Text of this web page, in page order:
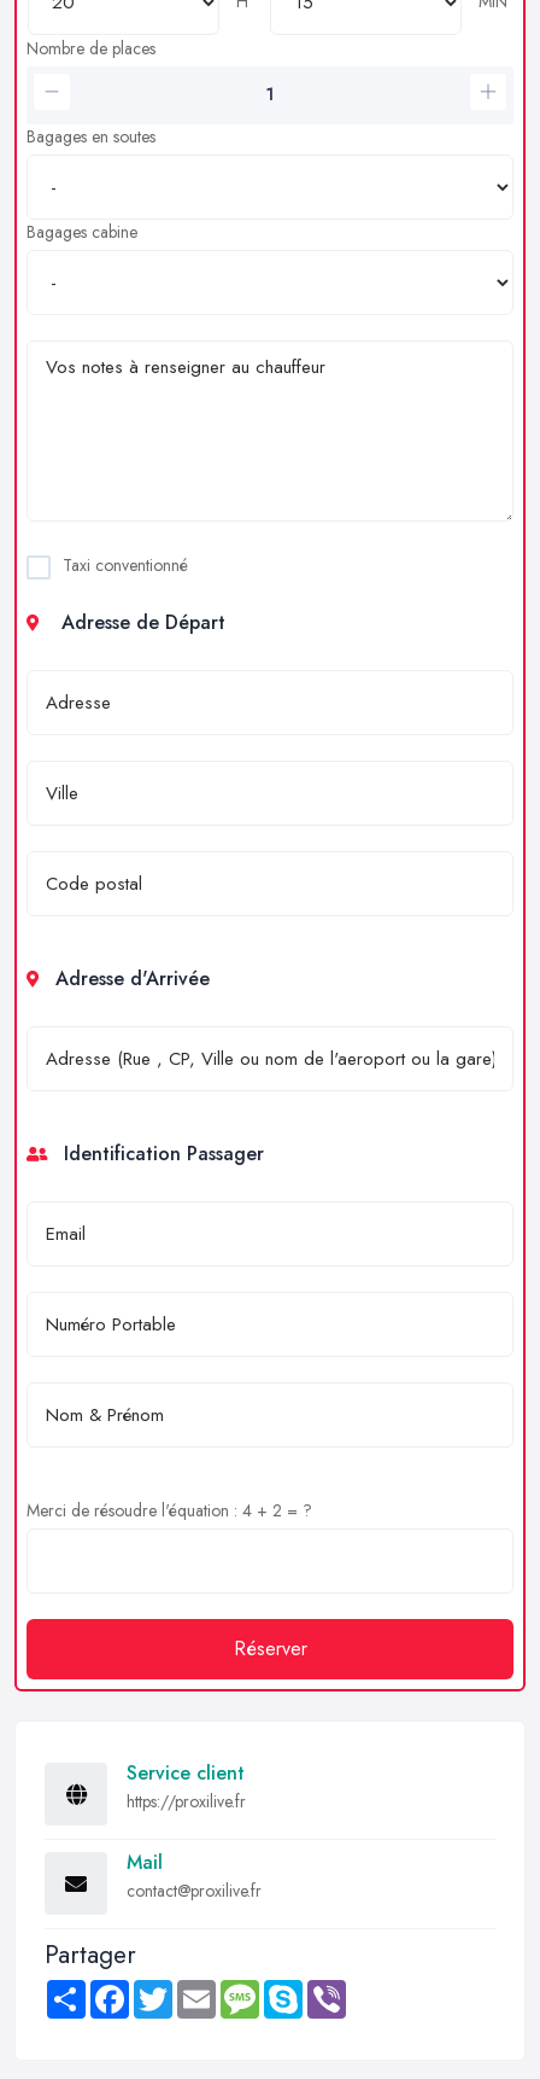
Nombre de places
Bagages en soutes
Bagages cabine
Taxi conventionné
Adresse de Départ
Adresse d'Arrivée
Identification Passager
Merci de résoudre l'équation : 4 + 2 = ?
Réserver
Service client
https://proxilive.fr
Mail
contact@proxilive.fr
Partager
Share FacebookTwitter Email MessageSkype